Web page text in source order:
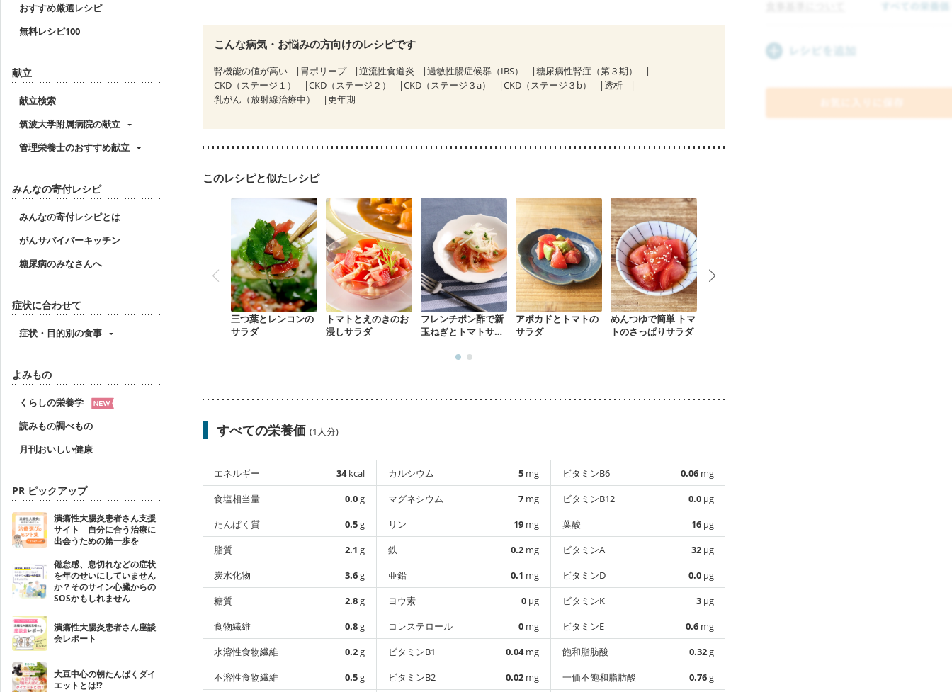
おすすめ厳選レシピ
無料レシピ100
献立
献立検索
筑波大学附属病院の献立
管理栄養士のおすすめ献立
みんなの寄付レシピ
みんなの寄付レシピとは
がんサバイバーキッチン
糖尿病のみなさんへ
症状に合わせて
症状・目的別の食事
よみもの
くらしの栄養学
読みもの調べもの
月刊おいしい健康
PR ピックアップ
潰瘍性大腸炎患者さん支援
サイト 自分に合う治療に
出会うための第一歩を
倦怠感、息切れなどの症状
を年のせいにしていません
か？そのサイン心臓からの
SOSかもしれません
潰瘍性大腸炎患者さん座談
会レポート
大豆中心の朝たんぱくダイ
エットとは!?
こんな病気・お悩みの方向けのレシピです
腎機能の値が高い 胃ポリープ 逆流性食道炎 過敏性腸症候群（IBS）
糖尿病性腎症（第３期）
CKD（ステージ１）
CKD（ステージ２） CKD（ステージ３a） CKD（ステージ３b）
透析
乳がん（放射線治療中）
更年期
このレシピと似たレシピ
三つ葉とレンコンの
サラダ
トマトとえのきのお
浸しサラダ
フレンチポン酢で新
玉ねぎとトマトサラ
アボカドとトマトの
サラダ
めんつゆで簡単 トマ
トのさっぱりサラダ
すべての栄養価 (1人分)
エネルギー 34kcal
食塩相当量
0.0g
たんぱく質
0.5g
脂質
2.1 g
炭水化物
3.6g
糖質
2.8g
食物繊維
0.8g
水溶性食物繊維
0.2g
不溶性食物繊維
0.5g
カルシウム 5 mg
マグネシウム
7 mg
リン
19 mg
鉄
0.2 mg
亜鉛
0.1 mg
ヨウ素
0 µg
コレステロール
0 mg
ビタミンB1
0.04mg
ビタミンB2
0.02 mg
ビタミンB6 0.06 mg
ビタミンB12
0.0 µg
葉酸
16 µg
ビタミンA
32 µg
ビタミンD
0.0 µg
ビタミンK
3 µg
ビタミンE
0.6 mg
飽和脂肪酸
0.32g
一価不飽和脂肪酸
0.76g